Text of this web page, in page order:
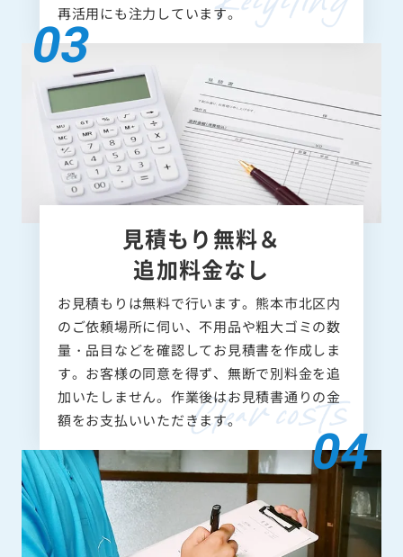
再活用にも注力しています。
見積もり無料＆
追加料金なし
お見積もりは無料で行います。熊本市北区内
のご依頼場所に伺い、不用品や粗大ゴミの数
量・品目などを確認してお見積書を作成しま
す。お客様の同意を得ず、無断で別料金を追
加いたしません。作業後はお見積書通りの金
額をお支払いいただきます。